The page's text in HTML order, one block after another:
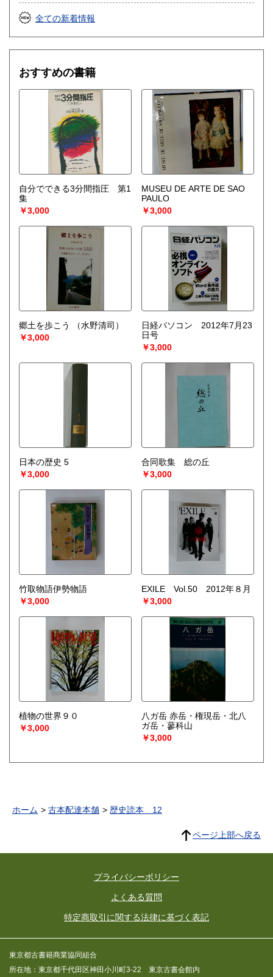
全ての新着情報
おすすめの書籍
自分でできる3分間指圧 第1
集
￥3,000
MUSEU DE ARTE DE SAO
PAULO
￥3,000
郷土を歩こう
（水野清司）
￥3,000
日経パソコン 2012年7月23
日号
￥3,000
日本の歴史 5
￥3,000
合同歌集 総の丘
￥3,000
竹取物語伊勢物語
￥3,000
EXILE Vol.50 2012年８月
￥3,000
植物の世界９０
￥3,000
八ガ岳 赤岳・権現岳・北八
ガ岳・蓼科山
￥3,000
ホーム 古本配達本舗 歴史読本 12
ページ上部へ戻る
プライバシーポリシー
よくある質問
特定商取引に関する法律に基づく表記
東京都古書籍商業協同組合
所在地：東京都千代田区神田小川町3-22 東京古書会館内